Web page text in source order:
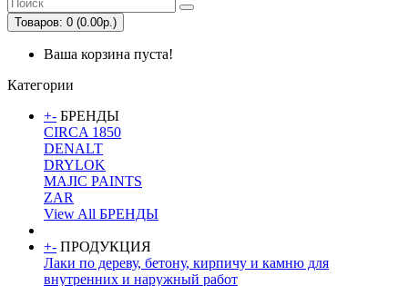
Товаров: 0 (0.00р.)
Ваша корзина пуста!
Категории
+- БРЕНДЫ
CIRCA 1850
DENALT
DRYLOK
MAJIC PAINTS
ZAR
View All БРЕНДЫ
+- ПРОДУКЦИЯ
Лаки по дереву, бетону, кирпичу и камню для
внутренних и наружный работ